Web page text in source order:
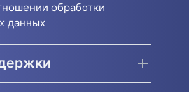
обработки
данных